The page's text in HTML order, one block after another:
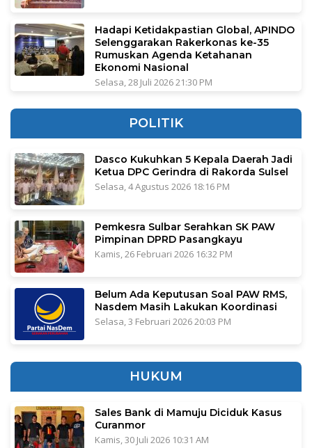
Hadapi Ketidakpastian Global, APINDO
Selenggarakan Rakerkonas ke-35
Rumuskan Agenda Ketahanan
Ekonomi Nasional
Selasa, 28 Juli 2026 21:30 PM
POLITIK
Dasco Kukuhkan 5 Kepala Daerah Jadi
Ketua DPC Gerindra di Rakorda Sulsel
Selasa, 4 Agustus 2026 18:16 PM
Pemkesra Sulbar Serahkan SK PAW
Pimpinan DPRD Pasangkayu
Kamis, 26 Februari 2026 16:32 PM
Belum Ada Keputusan Soal PAW RMS,
Nasdem Masih Lakukan Koordinasi
Selasa, 3 Februari 2026 20:03 PM
HUKUM
Sales Bank di Mamuju Diciduk Kasus
Curanmor
Kamis, 30 Juli 2026 10:31 AM